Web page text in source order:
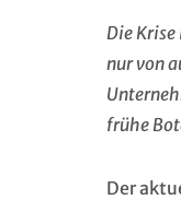
Die
nur von
frühe
Der